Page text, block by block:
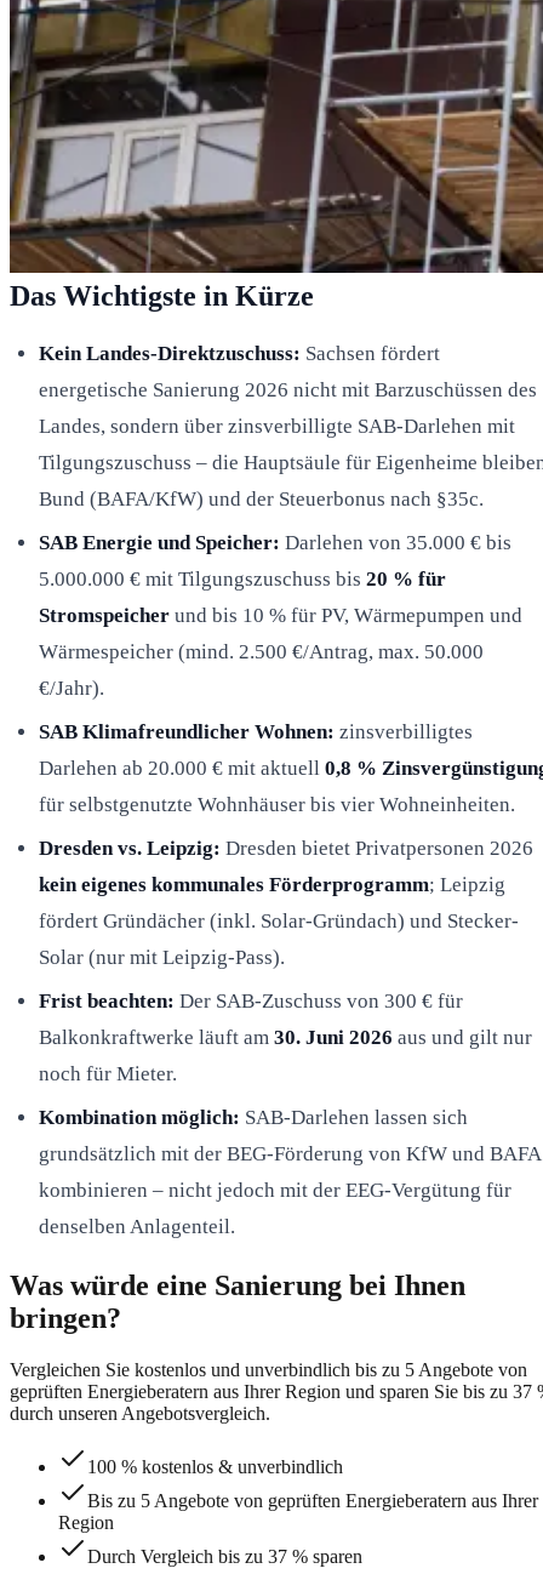
Das Wichtigste in Kürze
Kein Landes-Direktzuschuss: Sachsen fördert
energetische Sanierung 2026 nicht mit Barzuschüssen des
Landes, sondern über zinsverbilligte SAB-Darlehen mit
Tilgungszuschuss – die Hauptsäule für Eigenheime
Bund (BAFA/KfW) und der Steuerbonus nach §35c.
SAB Energie und Speicher: Darlehen von 35.000 € bis
5.000.000 € mit Tilgungszuschuss bis 20 % für
Stromspeicher und bis 10 % für PV, Wärmepumpen und
Wärmespeicher (mind. 2.500 €/Antrag, max. 50.000
€/Jahr).
SAB Klimafreundlicher Wohnen: zinsverbilligtes
Darlehen ab 20.000 € mit aktuell 0,8 %
für selbstgenutzte Wohnhäuser bis vier Wohneinheiten.
Dresden vs. Leipzig: Dresden bietet Privatpersonen 2026
kein eigenes kommunales Förderprogramm; Leipzig
fördert Gründächer (inkl. Solar-Gründach) und Stecker-
Solar (nur mit Leipzig-Pass).
Frist beachten: Der SAB-Zuschuss von 300 € für
Balkonkraftwerke läuft am 30. Juni 2026 aus und gilt nur
noch für Mieter.
Kombination möglich: SAB-Darlehen lassen sich
grundsätzlich mit der BEG-Förderung von KfW und BAFA
kombinieren – nicht jedoch mit der EEG-Vergütung für
denselben Anlagenteil.
Was würde eine Sanierung bei Ihnen
bringen?
Vergleichen Sie kostenlos und unverbindlich bis zu 5 Angebote von
geprüften Energieberatern aus Ihrer Region und sparen Sie bis zu 37
durch unseren Angebotsvergleich.
100 % kostenlos & unverbindlich
Bis zu 5 Angebote von geprüften Energieberatern aus Ihrer
Region
Durch Vergleich bis zu 37 % sparen